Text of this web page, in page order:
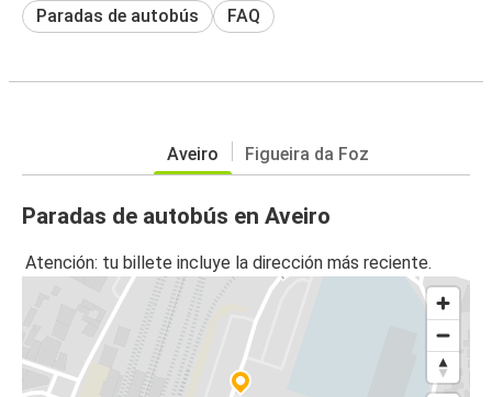
Paradas de autobús FAQ
Aveiro Figueira da Foz
Paradas de autobús en Aveiro
Atención: tu billete incluye la dirección más reciente.